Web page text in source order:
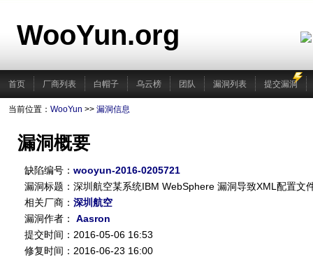
WooYun.org
首页 厂商列表 白帽子 乌云榜 团队 漏洞列表 提交漏洞
当前位置： WooYun >> 漏洞信息
漏洞概要
缺陷编号： wooyun-2016-0205721
漏洞标题：深圳航空某系统IBM WebSphere 漏洞导致XML配置文
相关厂商： 深圳航空
漏洞作者： Aasron
提交时间：2016-05-06 16:53
修复时间：2016-06-23 16:00